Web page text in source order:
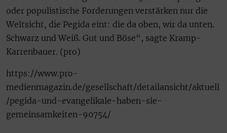
oder populistische Forderungen verstärken nur die
Weltsicht, die Pegida eint: die da oben, wir da unten.
Schwarz und Weiß. Gut und Böse“, sagte Kramp-
Karrenbauer. (pro)
https://www.pro-
medienmagazin.de/gesellschaft/detailansicht/aktuell
/pegida-und-evangelikale-haben-sie-
gemeinsamkeiten-90754/